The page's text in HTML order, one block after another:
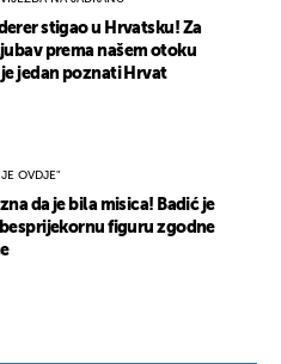
stigao u Hrvatsku! Za
prema našem otoku
jedan poznati Hrvat
OVDJE"
da je bila misica! Badić je
figuru zgodne